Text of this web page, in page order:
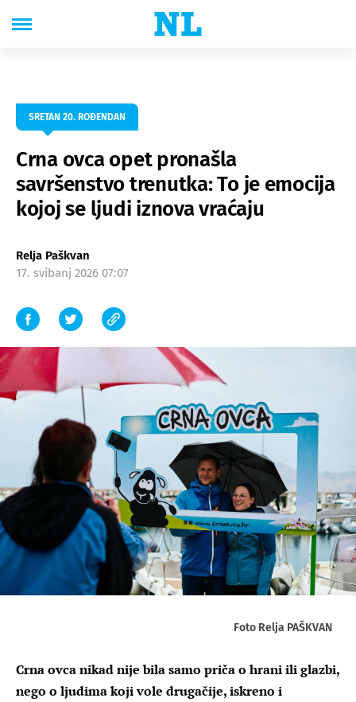
SRETAN 20. ROĐENDAN
Crna ovca opet pronašla
savršenstvo trenutka: To je emocija
kojoj se ljudi iznova vraćaju
Relja Paškvan
17. svibanj 2026 07:07
Foto Relja PAŠKVAN
Crna ovca nikad nije bila samo priča o hrani ili glazbi,
nego o ljudima koji vole drugačije, iskreno i